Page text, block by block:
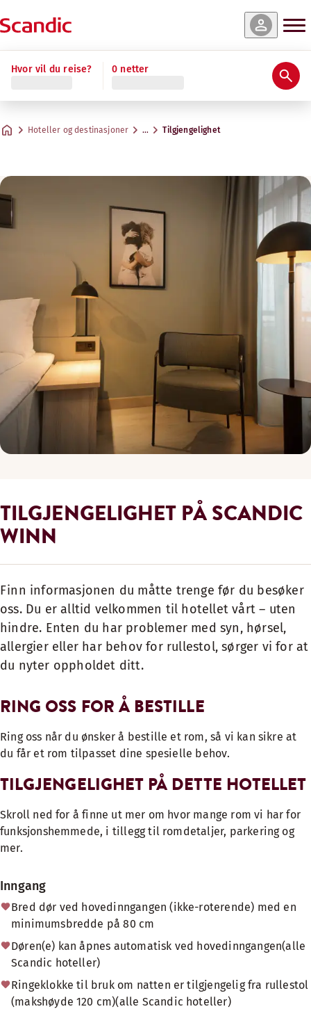
Hvor vil du reise? 0 netter
Hoteller og destinasjoner … Tilgjengelighet
TILGJENGELIGHET PÅ SCANDIC
WINN
Finn informasjonen du måtte trenge før du besøker
oss. Du er alltid velkommen til hotellet vårt – uten
hindre. Enten du har problemer med syn, hørsel,
allergier eller har behov for rullestol, sørger vi for at
du nyter oppholdet ditt.
RING OSS FOR Å BESTILLE
Ring oss når du ønsker å bestille et rom, så vi kan sikre at
du får et rom tilpasset dine spesielle behov.
TILGJENGELIGHET PÅ DETTE HOTELLET
Skroll ned for å finne ut mer om hvor mange rom vi har for
funksjonshemmede, i tillegg til romdetaljer, parkering og
mer.
Inngang
Bred dør ved hovedinngangen (ikke-roterende) med en
minimumsbredde på 80 cm
Døren(e) kan åpnes automatisk ved hovedinngangen(alle
Scandic hoteller)
Ringeklokke til bruk om natten er tilgjengelig fra rullestol
(makshøyde 120 cm)(alle Scandic hoteller)